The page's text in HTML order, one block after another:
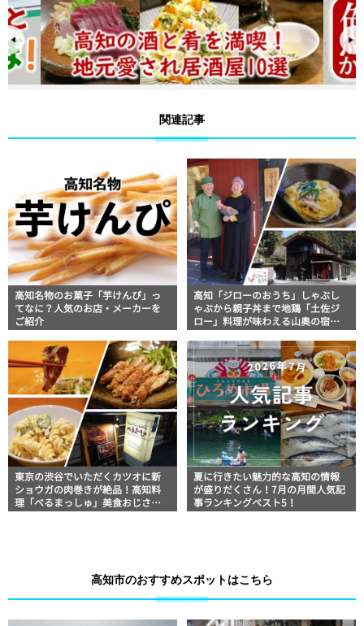
関連記事
高知名物のお菓子「芋けんぴ」っ
てなに？人気のお店・メーカーを
ご紹介
高知「ジローのおうち」しゃぶし
ゃぶから親子丼まで地鶏「土佐ジ
ロー」料理が味わえる山奥の宿泊
東京の渋谷でいただくカツオに新
ショウガの肉巻きが絶品！高知料
理「べるまっしゅ」美食おじさん
夏に行きたい魅力的な高知の情報
が盛りだくさん！7月の月間人気記
事ランキングベスト5！
高知市のおすすめスポットはこちら